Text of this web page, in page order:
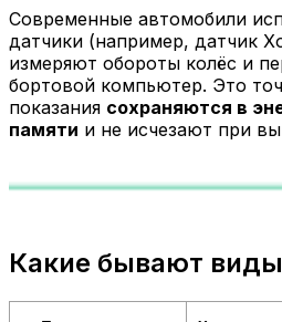
Современные автомобили
датчики (например, датчик
измеряют обороты колёс и
бортовой компьютер. Это
показания сохраняются в
памяти и не исчезают при
Какие бывают